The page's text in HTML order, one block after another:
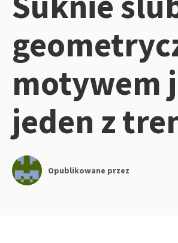
motywem
jeden z
Opublikowane przez